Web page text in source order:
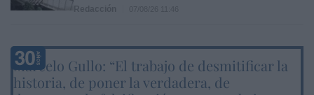
Marcelo Gullo: “El trabajo de desmitificar la
historia, de poner la verdadera, de